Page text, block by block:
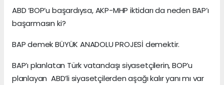
ABD ‘BOP’u başardıysa, AKP-MHP iktidarı da neden BAP’ı
başarmasın ki?
BAP demek BÜYÜK ANADOLU PROJESİ demektir.
BAP’ı planlatan Türk vatandaşı siyasetçilerin, BOP’u
planlayan ABD’li siyasetçilerden aşağı kalır yanı mı var